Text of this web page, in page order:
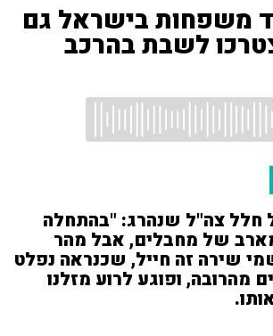
משפחות בישראל גם
לשבת בהרכב
חלל צה"ל שנהרג: "בהתחלה
של מחבלים, אבל מהר
שירה זה חייל, שכנראה נפלט
מהרובה, ופוגע לרוע מזלנו